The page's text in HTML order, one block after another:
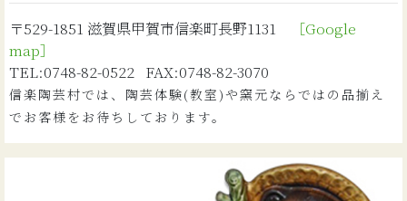
〒529-1851 滋賀県甲賀市信楽町長野1131
［Google
map］
TEL:0748-82-0522 FAX:0748-82-3070
信楽陶芸村では、陶芸体験(教室)や窯元ならではの品揃え
でお客様をお待ちしております。